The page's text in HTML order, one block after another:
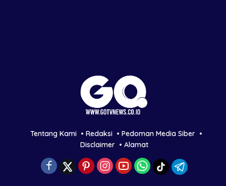
Tentang Kami Redaksi
Pedoman Media Siber
Disclaimer
Alamat